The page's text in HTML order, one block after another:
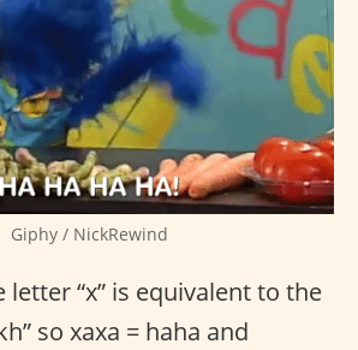
Giphy / NickRewind
letter “x” is equivalent to the
so xaxa = haha and